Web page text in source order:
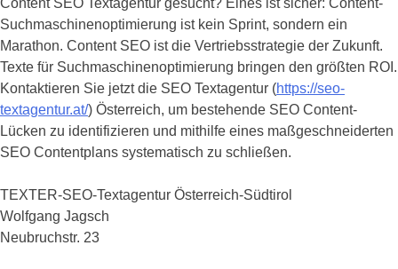
Content SEO Textagentur gesucht? Eines ist sicher: Content-
Suchmaschinenoptimierung ist kein Sprint, sondern ein
Marathon. Content SEO ist die Vertriebsstrategie der Zukunft.
Texte für Suchmaschinenoptimierung bringen den größten ROI.
Kontaktieren Sie jetzt die SEO Textagentur (https://seo-
textagentur.at/) Österreich, um bestehende SEO Content-
Lücken zu identifizieren und mithilfe eines maßgeschneiderten
SEO Contentplans systematisch zu schließen.
TEXTER-SEO-Textagentur Österreich-Südtirol
Wolfgang Jagsch
Neubruchstr. 23